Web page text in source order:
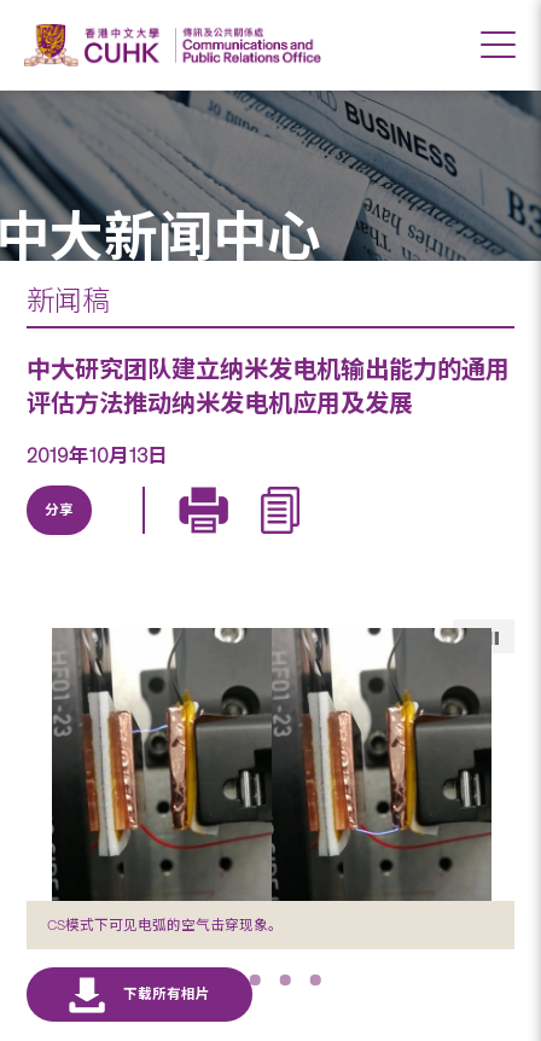
大新闻中心
新闻稿
中大研究团队建立纳米发电机输出能力的通用
评估方法推动纳米发电机应用及发展
2019年10月13日
分享
CS模式下可见电弧的空气击穿现象。